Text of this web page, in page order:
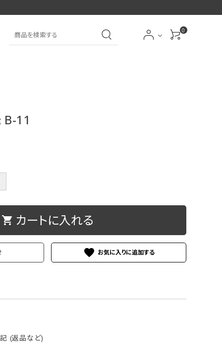
特大筆・珍品筆
限定品
前衛
アイシャドーブラシ
ケース 洗浄剤・その他
0
11
shopping_cart カートに入れる
favorite
(返品など)